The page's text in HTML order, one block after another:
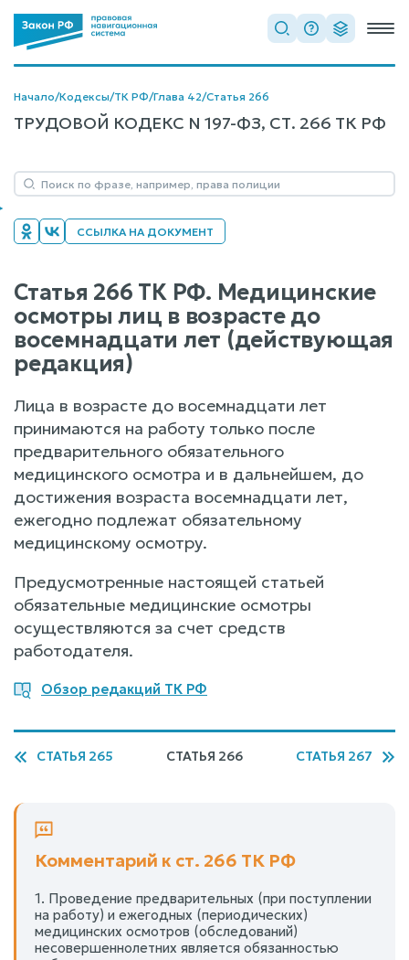
Начало/Кодексы/ТК РФ/Глава 42/Статья 266
ТРУДОВОЙ КОДЕКС N 197-ФЗ, СТ. 266 ТК РФ
ССЫЛКА НА ДОКУМЕНТ
Статья 266 ТК РФ. Медицинские
осмотры лиц в возрасте до
восемнадцати лет (действующая
редакция)
Лица в возрасте до восемнадцати лет
принимаются на работу только после
предварительного обязательного
медицинского осмотра и в дальнейшем, до
достижения возраста восемнадцати лет,
ежегодно подлежат обязательному
медицинскому осмотру.
Предусмотренные настоящей статьей
обязательные медицинские осмотры
осуществляются за счет средств
работодателя.
Обзор редакций ТК РФ
СТАТЬЯ 265 СТАТЬЯ 266 СТАТЬЯ 267
Комментарий к ст. 266 ТК РФ
1. Проведение предварительных (при поступлении
на работу) и ежегодных (периодических)
медицинских осмотров (обследований)
несовершеннолетних является обязанностью